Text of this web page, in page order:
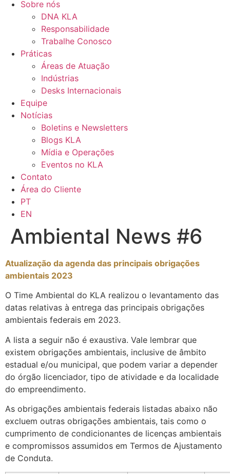
Sobre nós
DNA KLA
Responsabilidade
Trabalhe Conosco
Práticas
Áreas de Atuação
Indústrias
Desks Internacionais
Equipe
Notícias
Boletins e Newsletters
Blogs KLA
Mídia e Operações
Eventos no KLA
Contato
Área do Cliente
PT
EN
Ambiental News #6
Atualização da agenda das principais obrigações
ambientais 2023
O Time Ambiental do KLA realizou o levantamento das
datas relativas à entrega das principais obrigações
ambientais federais em 2023.
A lista a seguir não é exaustiva. Vale lembrar que
existem obrigações ambientais, inclusive de âmbito
estadual e/ou municipal, que podem variar a depender
do órgão licenciador, tipo de atividade e da localidade
do empreendimento.
As obrigações ambientais federais listadas abaixo não
excluem outras obrigações ambientais, tais como o
cumprimento de condicionantes de licenças ambientais
e compromissos assumidos em Termos de Ajustamento
de Conduta.